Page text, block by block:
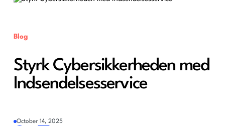
Blog
Styrk Cybersikkerheden med
Indsendelsesservice
October 14, 2025